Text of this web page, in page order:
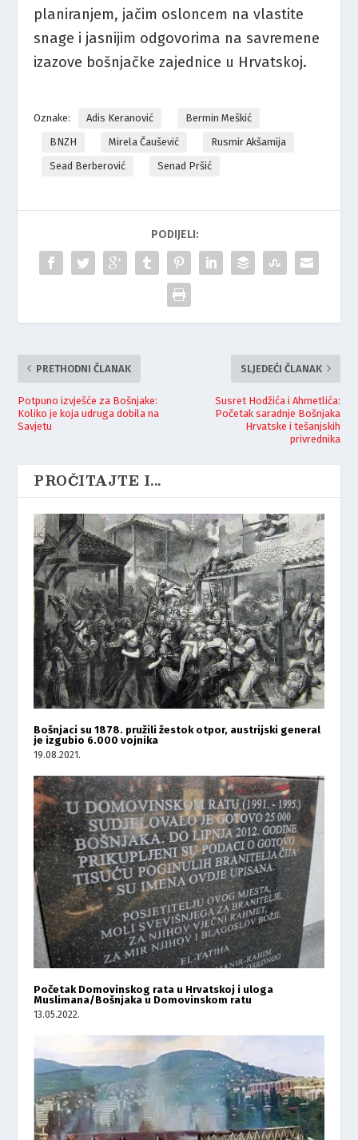
planiranjem, jačim osloncem na vlastite
snage i jasnijim odgovorima na savremene
izazove bošnjačke zajednice u Hrvatskoj.
Oznake: Adis Keranović
Bermin Meškić
BNZH
Mirela Čaušević
Rusmir Akšamija
Sead Berberović
Senad Pršić
PODIJELI:
PRETHODNI ČLANAK
Potpuno izvješće za Bošnjake:
Koliko je koja udruga dobila na
Savjetu
SLJEDEĆI ČLANAK
Susret Hodžića i Ahmetlića:
Početak saradnje Bošnjaka
Hrvatske i tešanjskih
privrednika
PROČITAJTE I...
Bošnjaci su 1878. pružili žestok otpor, austrijski general
je izgubio 6.000 vojnika
19.08.2021.
Početak Domovinskog rata u Hrvatskoj i uloga
Muslimana/Bošnjaka u Domovinskom ratu
13.05.2022.